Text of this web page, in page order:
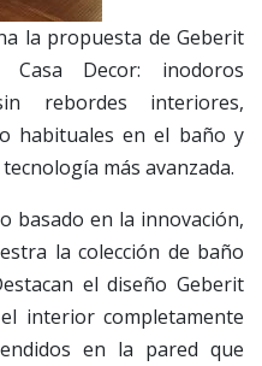
la propuesta de Geberit
Decor: inodoros
rebordes interiores,
habituales en el baño y
más avanzada.
basado en la innovación,
la colección de baño
el diseño Geberit
interior completamente
en la pared que